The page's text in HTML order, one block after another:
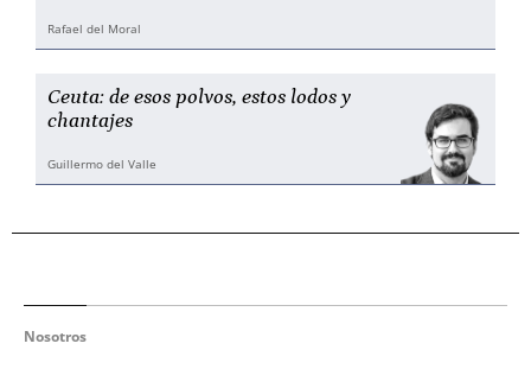
Rafael del Moral
Ceuta: de esos polvos, estos lodos y
chantajes
Guillermo del Valle
Nosotros